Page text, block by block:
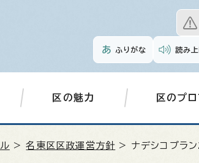
ふりがな 読み
区の魅力 区のプ
>名東区区政運営方針 > ナデシコプラ